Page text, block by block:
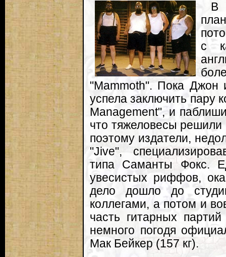
В
с
"Mammoth". Пока Джон
успела заключить пару
Management", и
что тяжеловесы решили
поэтому издатели,
"Jive",
типа Саманты Фокс.
увесистых риффов,
дело дошло до
коллегами, а потом и
часть гитарных
немного погодя
Мак Бейкер (157 кг).